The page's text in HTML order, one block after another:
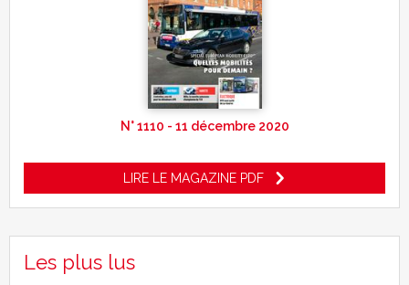
N° 1110 - 11 décembre 2020
LIRE LE MAGAZINE PDF
Les plus lus